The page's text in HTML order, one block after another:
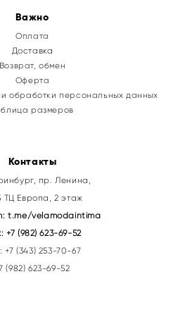
Важно
Оплата
Доставка
Возврат, обмен
Оферта
обработки персональных данных
размеров
Контакты
пр. Ленина,
ТЦ Европа, 2 этаж
t.me/velamodaintima
+7 (982) 623-69-52
+7 (343) 253-70-67
(982) 623-69-52